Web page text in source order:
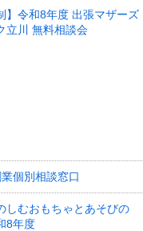
】令和8年度 出張マザーズ
立川 無料相談会
個別相談窓口
しむおもちゃとあそびの
8年度